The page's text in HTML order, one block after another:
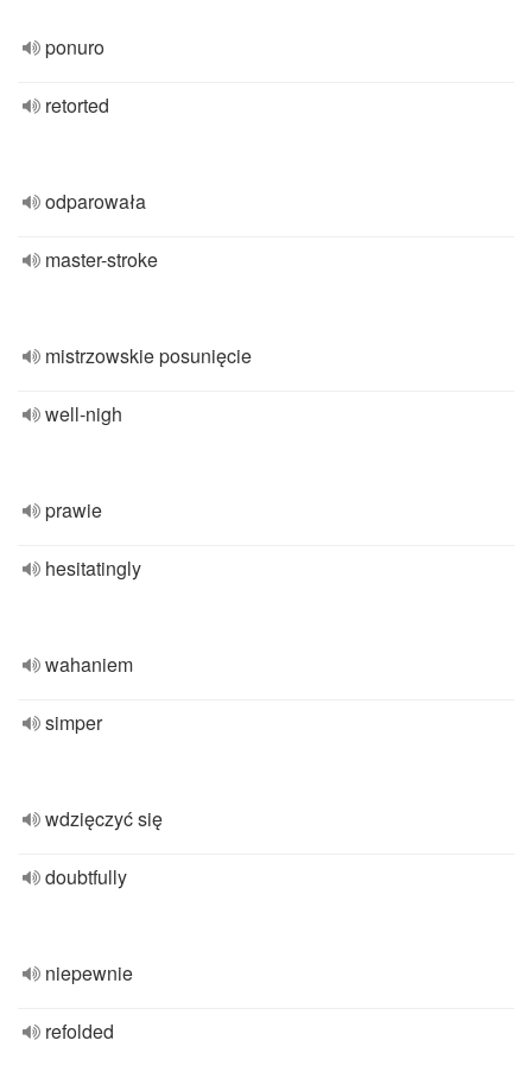
ponuro
retorted
odparowała
master-stroke
mistrzowskie posunięcie
well-nigh
prawie
hesitatingly
wahaniem
simper
wdzięczyć się
doubtfully
niepewnie
refolded